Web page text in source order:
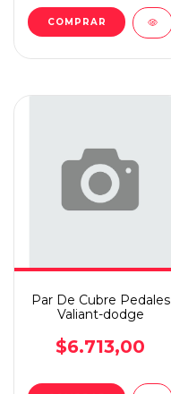
Par De Cubre Pedales
Valiant-dodge
$6.713,00